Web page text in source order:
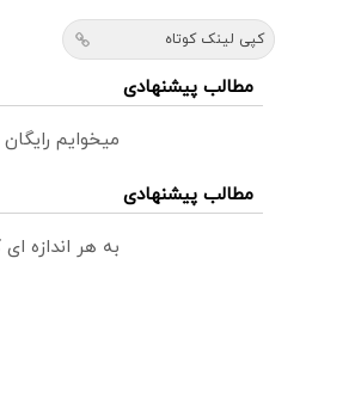
کپی لینک کوتاه
مطالب پیشنهادی
میخوایم
مطالب پیشنهادی
به هر اندازه